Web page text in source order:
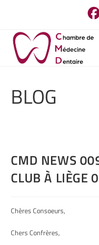
BLOG
CMD NEWS
CLUB À LIÈGE
Chères Consoeurs,
Chers Confrères,